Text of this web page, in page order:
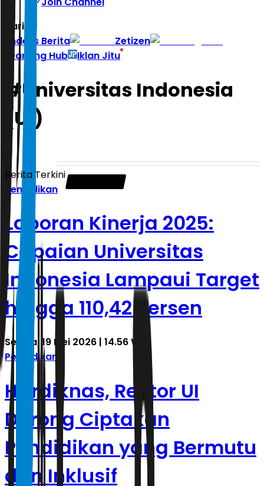
Hari ini
Indeks Berita
Zetizen
Learning Hub
Iklan Jitu
#Universitas Indonesia
(UI)
Berita Terkini
Pendidikan
Laporan Kinerja 2025:
Capaian Universitas
Indonesia Lampaui Target
hingga 110,42 Persen
Selasa, 19 Mei 2026 | 14.56 WIB
Pendidikan
Hardiknas, Rektor UI
Dorong Ciptakan
Pendidikan yang Bermutu
dan Inklusif